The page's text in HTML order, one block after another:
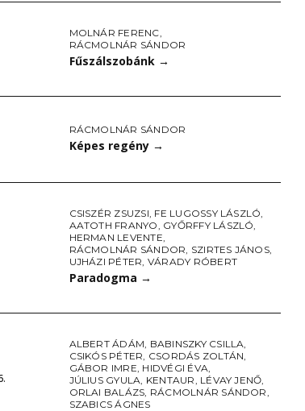
MOLNÁR FERENC,
RÁCMOLNÁR SÁNDOR
Fűszálszobánk →
RÁCMOLNÁR SÁNDOR
Képes regény →
CSISZÉR ZSUZSI, FE LUGOSSY LÁSZLÓ,
AATOTH FRANYO, GYŐRFFY LÁSZLÓ,
HERMAN LEVENTE,
RÁCMOLNÁR SÁNDOR, SZIRTES JÁNOS,
UJHÁZI PÉTER, VÁRADY RÓBERT
Paradogma →
ALBERT ÁDÁM, BABINSZKY CSILLA,
CSIKÓS PÉTER, CSORDÁS ZOLTÁN,
GÁBOR IMRE, HIDVÉGI ÉVA,
JÚLIUS GYULA, KENTAUR, LÉVAY JENŐ,
ORLAI BALÁZS, RÁCMOLNÁR SÁNDOR,
SZABICS ÁGNES